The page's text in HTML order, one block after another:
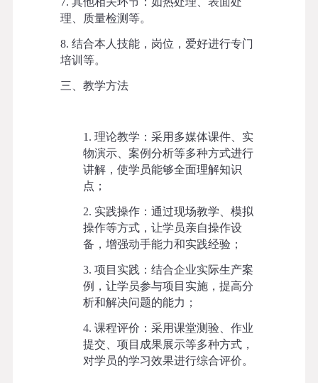
理、质量检测等。
8. 结合本人技能，岗位，爱好进行专门
培训等。
三 、教学方法
1. 理论教学：采用多媒体课件、实
物演示、案例分析等多种方式进行
讲解，使学员能够全面理解知识
点；
2. 实践操作：通过现场教学、模拟
操作等方式，让学员亲自操作设
备，增强动手能力和实践经验；
3. 项目实践：结合企业实际生产案
例，让学员参与项目实施，提高分
析和解决问题的能力；
4. 课程评价：采用课堂测验、作业
提交、项目成果展示等多种方式，
对学员的学习效果进行综合评价。